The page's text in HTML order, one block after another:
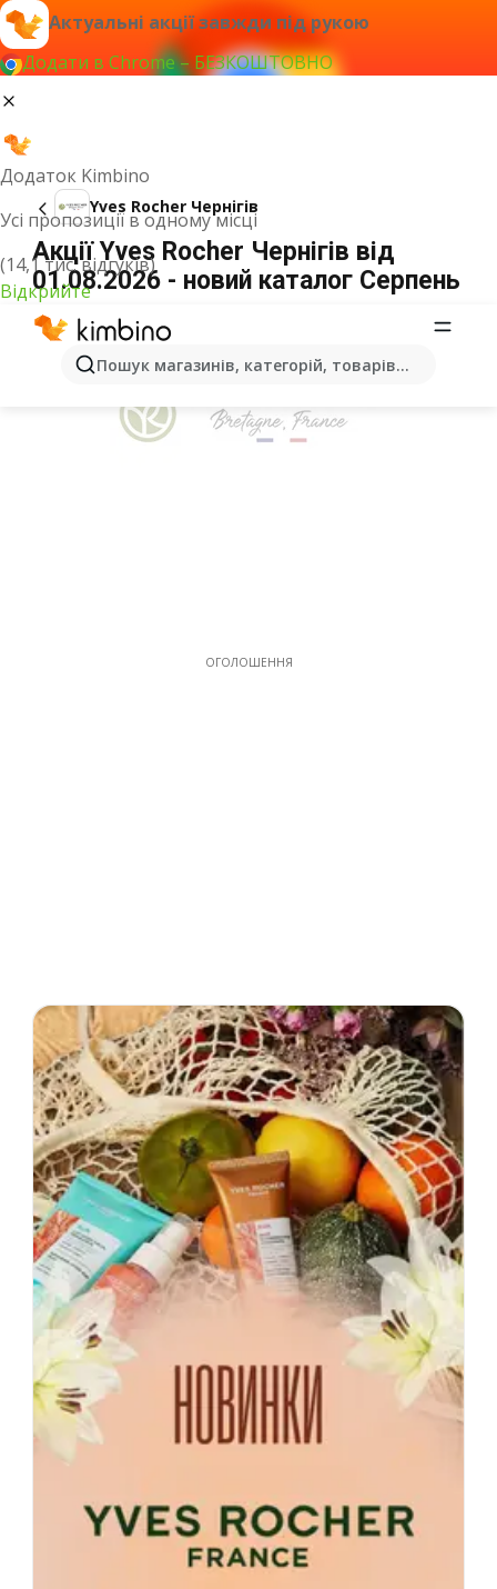
Актуальні акції завжди під рукою
Додати в Chrome – БЕЗКОШТОВНО
Додаток Kimbino
Усі пропозиції в одному місці
(14,1 тис. відгуків)
Відкрийте
Пошук магазинів, категорій, товарів...
Yves Rocher Чернігів
Акції Yves Rocher Чернігів від
01.08.2026 - новий каталог Серпень
ОГОЛОШЕННЯ